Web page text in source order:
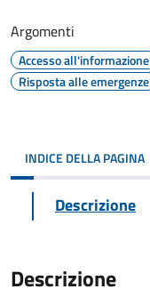
Argomenti
Accesso all'informazione
Risposta alle emergenze
INDICE DELLA PAGINA
Descrizione
Descrizione